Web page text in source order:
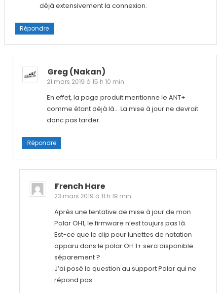
déjà extensivement la connexion.
Répondre
Greg (nakan)
21 mars 2019 à 15 h 10 min
En effet, la page produit mentionne le ANT+
comme étant déjà là… La mise à jour ne devrait
donc pas tarder.
Répondre
French Hare
23 mars 2019 à 11 h 19 min
Après une tentative de mise à jour de mon
Polar OH1, le firmware n’est toujurs pas là.
Est-ce que le clip pour lunettes de natation
apparu dans le polar OH 1+ sera disponible
séparement ?
J’ai posé la question au support Polar qui ne
répond pas.